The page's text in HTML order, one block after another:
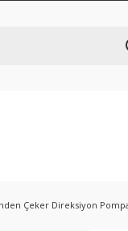
Çeker Direksiyon